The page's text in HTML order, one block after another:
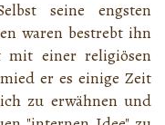
seine engsten
waren bestrebt ihn
mit einer religiösen
er es einige Zeit
zu erwähnen und